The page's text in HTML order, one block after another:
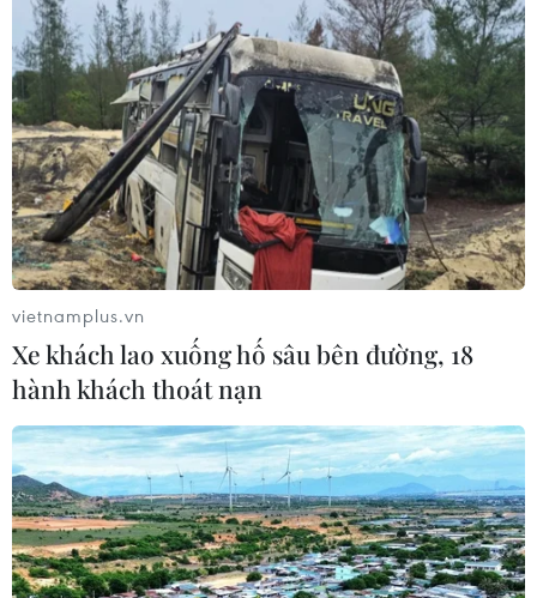
vietnamplus.vn
Xe khách lao xuống hố sâu bên đường, 18
hành khách thoát nạn